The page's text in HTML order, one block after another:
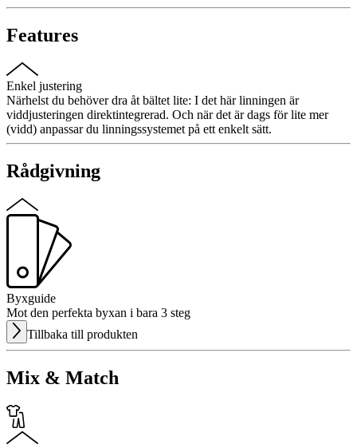
Features
Enkel justering
Närhelst du behöver dra åt bältet lite: I det här linningen är
viddjusteringen direktintegrerad. Och när det är dags för lite mer
(vidd) anpassar du linningssystemet på ett enkelt sätt.
Rådgivning
Byxguide
Mot den perfekta byxan i bara 3 steg
Tillbaka till produkten
Mix & Match